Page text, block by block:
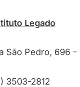
Legado
São Pedro, 696 –
3503-2812